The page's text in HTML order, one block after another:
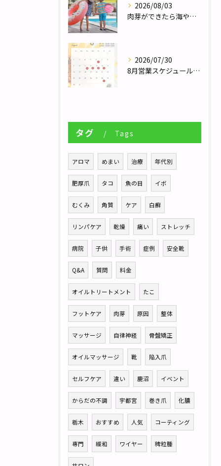
2026/08/03
肉芽ができたら海やプールは大丈夫？夏のレジャー前に知っておきたい注意点／巻き爪補正２４栃木フットケアセンター宇都宮店
2026/07/30
8月営業スケジュール／自律神経調整サロンHararie〜はらりえ〜
タグ Tags
アロマ めまい 治療 年代別
肥厚爪 タコ 魚の目 イボ
むくみ 角質 ケア 白癬
リンパケア 乾燥 痛い ストレッチ
病院 子供 手術 症例 安全靴
Q&A 質問 料金
オイルトリートメント たこ
フットケア 肉芽 原因 整体
マッサージ 自律神経 骨盤矯正
オイルマッサージ 靴 陥入爪
セルフケア 違い 鹿沼 イベント
からだの不調 宇都宮 巻き爪 化膿
栃木 おすすめ 人気 コーティング
専門 緩和 ワイヤー 稗粒腫